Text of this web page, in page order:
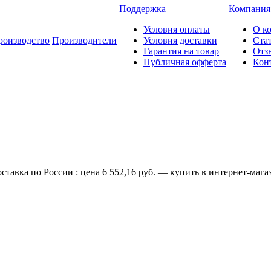
Производители
Поддержка
Условия оплаты
Условия доставки
Гарантия на товар
Публичная офферта
Компания
О
по России : цена 6 552,16 руб. — купить в интернет-